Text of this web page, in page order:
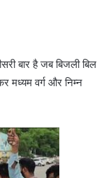
बार है जब बिजली बिल
मध्यम वर्ग और निम्न